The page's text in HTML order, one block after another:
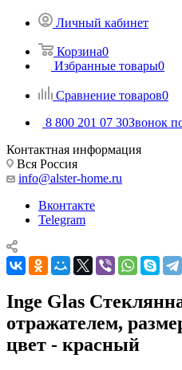
Личный кабинет
Корзина0
Избранные товары0
Сравнение товаров0
8 800 201 07 30Звонок
Контактная информация
Вся Россия
info@alster-home.ru
Вконтакте
Telegram
Inge Glas
отражателем,
цвет - красный